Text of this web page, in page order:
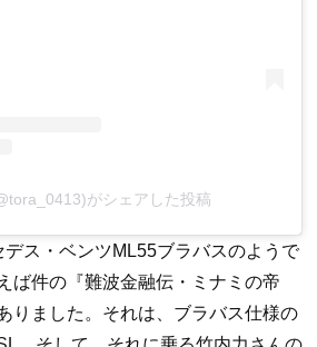
がシェアした投稿
デス・ベンツML55ブラバスのようで
ば件の『難波金融伝・ミナミの帝
りました。それは、ブラバス仕様の